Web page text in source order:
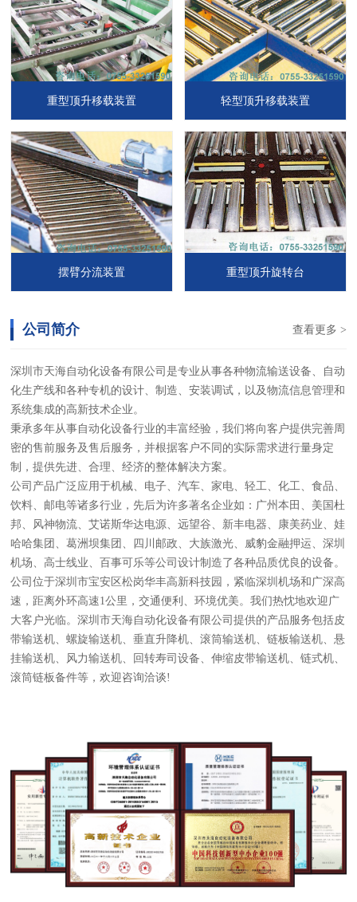
重型顶升移载装置 轻型顶升移载装置
摆臂分流装置 重型顶升旋转台
查看更多 >
公司简介
深圳市天海自动化设备有限公司是专业从事各种物流输送设备、自动
化生产线和各种专机的设计、制造、安装调试，以及物流信息管理和
系统集成的高新技术企业。
秉承多年从事自动化设备行业的丰富经验，我们将向客户提供完善周
密的售前服务及售后服务，并根据客户不同的实际需求进行量身定
制，提供先进、合理、经济的整体解决方案。
公司产品广泛应用于机械、电子、汽车、家电、轻工、化工、食品、
饮料、邮电等诸多行业，先后为许多著名企业如：广州本田、美国杜
邦、风神物流、艾诺斯华达电源、远望谷、新丰电器、康美药业、娃
哈哈集团、葛洲坝集团、四川邮政、大族激光、威豹金融押运、深圳
机场、高士线业、百事可乐等公司设计制造了各种品质优良的设备。
公司位于深圳市宝安区松岗华丰高新科技园，紧临深圳机场和广深高
速，距离外环高速1公里，交通便利、环境优美。我们热忱地欢迎广
大客户光临。深圳市天海自动化设备有限公司提供的产品服务包括皮
带输送机、螺旋输送机、垂直升降机、滚筒输送机、链板输送机、悬
挂输送机、风力输送机、回转寿司设备、伸缩皮带输送机、链式机、
滚筒链板备件等，欢迎咨询洽谈!